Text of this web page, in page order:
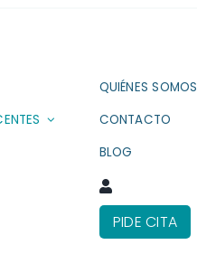
QUIÉNES SOMOS
CONTACTO
BLOG
PIDE CITA